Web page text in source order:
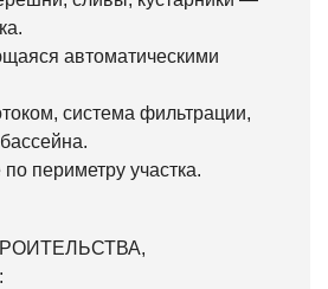
автоматическими
система фильтрации,
периметру участка.